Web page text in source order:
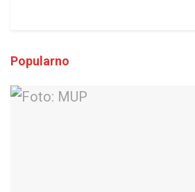
Popularno